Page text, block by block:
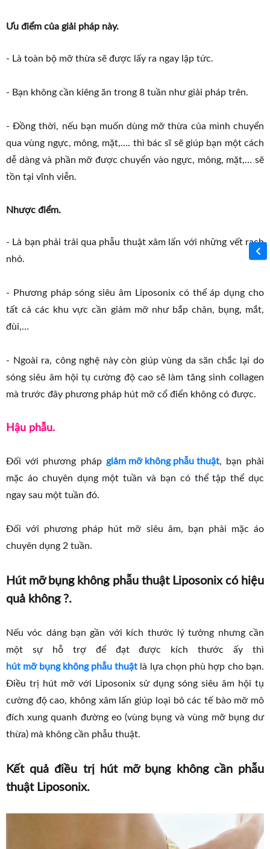
Ưu điểm của giải pháp này.
- Là toàn bộ mỡ thừa sẽ được lấy ra ngay lập tức.
- Bạn không cần kiêng ăn trong 8 tuần như giải pháp trên.
- Đồng thời, nếu bạn muốn dùng mỡ thừa của mình chuyển
qua vùng ngực, mông, mặt,…. thì bác sĩ sẽ giúp bạn một cách
dễ dàng và phần mỡ được chuyển vào ngực, mông, mặt,… sẽ
tồn tại vĩnh viễn.
Nhược điểm.
- Là bạn phải trải qua phẫu thuật xâm lấn với những vết rạch
nhỏ.
- Phương pháp sóng siêu âm Liposonix có thể áp dụng cho
tất cả các khu vực cần giảm mỡ như bắp chân, bụng, mắt,
đùi,…
- Ngoài ra, công nghệ này còn giúp vùng da săn chắc lại do
sóng siêu âm hội tụ cường độ cao sẽ làm tăng sinh collagen
mà trước đây phương pháp hút mỡ cổ điển không có được.
Hậu phẫu.
Đối với phương pháp giảm mỡ không phẫu thuật, bạn phải
mặc áo chuyên dụng một tuần và bạn có thể tập thể dục
ngay sau một tuần đó.
Đối với phương pháp hút mỡ siêu âm, bạn phải mặc áo
chuyên dụng 2 tuần.
Hút mỡ bụng không phẫu thuật Liposonix có hiệu
quả không ?.
Nếu vóc dáng bạn gần với kích thước lý tưởng nhưng cần
một sự hỗ trợ để đạt được kích thước ấy thì
hút mỡ bụng không phẫu thuật là lựa chọn phù hợp cho bạn.
Điều trị hút mỡ với Liposonix sử dụng sóng siêu âm hội tụ
cường độ cao, không xâm lấn giúp loại bỏ các tế bào mỡ mô
đích xung quanh đường eo (vùng bụng và vùng mỡ bụng dư
thừa) mà không cần phẫu thuật.
Kết quả điều trị hút mỡ bụng không cần phẫu
thuật Liposonix.